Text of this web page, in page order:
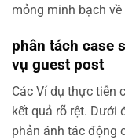
mỏng minh bạch về
phân tách case
vụ guest post
Các Ví dụ thực tiễn
kết quả rõ rệt. Dưới
phản ánh tác động